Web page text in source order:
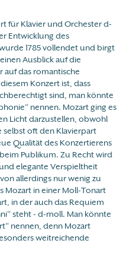
für Klavier und Orchester d-
Entwicklung des
1785 vollendet und birgt
Ausblick auf die
auf das romantische
Konzert ist, dass
sind, man könnte
nennen. Mozart ging es
Licht darzustellen, obwohl
oft den Klavierpart
Qualität des Konzertierens
Publikum. Zu Recht wird
elegante Verspieltheit
allerdings nur wenig zu
Mozart in einer Moll-Tonart
in der auch das Requiem
steht - d-moll. Man könnte
nennen, denn Mozart
weitreichende